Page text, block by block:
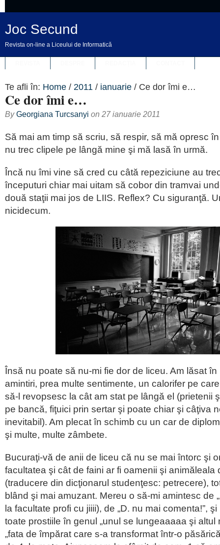
Joc Secund
Revista on-line a Liceului de Informatică
Te afli în: Home / 2011 / ianuarie / Ce dor îmi e…
Ce dor îmi e…
ByGeorgiana Turcsanyi on 27 ianuarie 2011
Să mai am timp să scriu, să respir, să mă opresc
nu trec clipele pe lângă mine şi mă lasă în urmă.
Încă nu îmi vine să cred cu câtă repeziciune au
începuturi chiar mai uitam să cobor din tramvai
două staţii mai jos de LIIS. Reflex? Cu siguranţă.
nicidecum.
Însă nu poate să nu-mi fie dor de liceu. Am lăsat
amintiri, prea multe sentimente, un calorifer pe
să-l revopsesc la cât am stat pe lângă el (prietenii
pe bancă, fiţuici prin sertar şi poate chiar şi câţiva
inevitabil). Am plecat în schimb cu un car de
şi multe, multe zâmbete.
Bucuraţi-vă de anii de liceu că nu se mai întorc şi
facultatea şi cât de faini ar fi oamenii şi animăleala
(traducere din dicţionarul studenţesc: petrecere),
blând şi mai amuzant. Mereu o să-mi amintesc de
la facultate profi cu jiiii), de „D. nu mai comenta!”,
toate prostiile în genul „unul se lungeaaaaa şi altul
„fata de împărat care s-a transformat într-o